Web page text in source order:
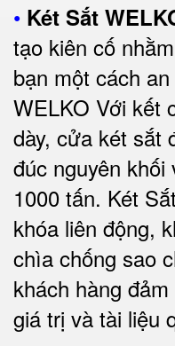
• Két Sắt
tạo kiên cố
bạn một cách
WELKO Với kết
dày, cửa két sắt
đúc nguyên
1000 tấn. Két
khóa liên động,
chìa chống sao
khách hàng
giá trị và tài liệu